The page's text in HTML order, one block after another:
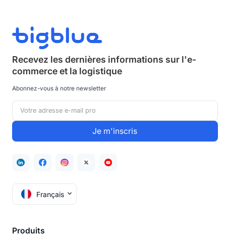
Recevez les dernières informations sur l'e-
commerce et la logistique
Abonnez-vous à notre newsletter
Français
Produits